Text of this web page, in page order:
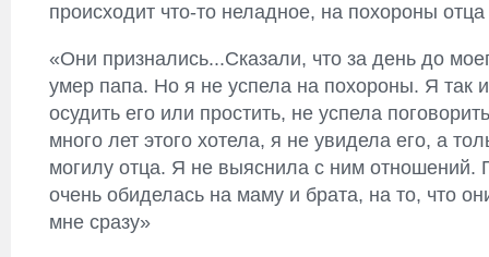
происходит что-то неладное, на похороны
«Они признались...Сказали, что за день до
умер папа. Но я не успела на похороны. Я так
осудить его или простить, не успела
много лет этого хотела, я не увидела его, а
могилу отца. Я не выяснила с ним отношений.
очень обиделась на маму и брата, на то, что
мне сразу»